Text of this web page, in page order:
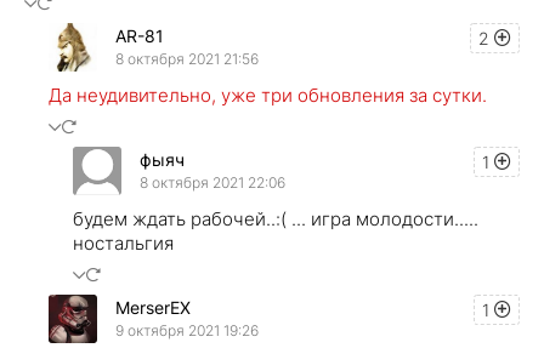
2
AR-81
8 октября 2021 21:56
Да неудивительно, уже три обновления за сутки.
1
фыяч
8 октября 2021 22:06
будем ждать рабочей..:( ... игра молодости.....
ностальгия
1
MerserEX
9 октября 2021 19:26